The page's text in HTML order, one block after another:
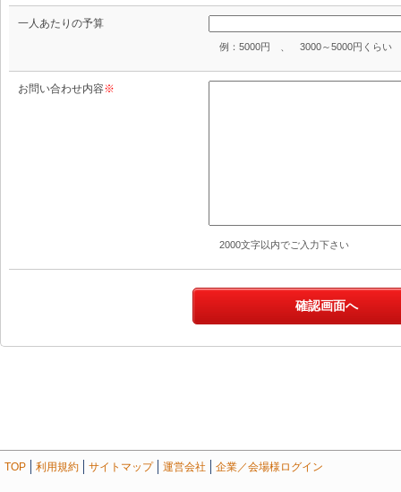
一人あたりの予算
例：5000円 、 3000～5000円くら
お問い合わせ内容※
2000文字以内でご入力下さい
TOP 利用規約 サイトマップ 運営会社 企業／会場様ログイン